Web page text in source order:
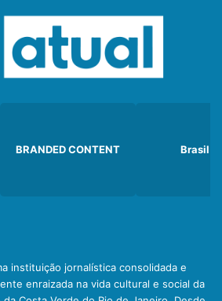
BRANDED CONTENT Brasil
instituição jornalística consolidada e
enraizada na vida cultural e social da